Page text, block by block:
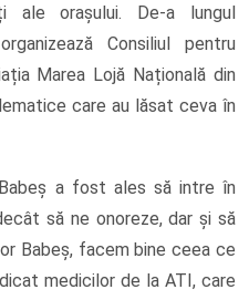
ale orașului. De-a lungul
Consiliul pentru
Marea Lojă Națională din
care au lăsat ceva în
a fost ales să intre în
să ne onoreze, dar și să
Babeș, facem bine ceea ce
medicilor de la ATI, care